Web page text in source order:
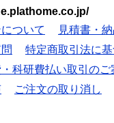
ついて
見積書・
特定商取引法に
科研費払い取引のご
ご注文の取り消し